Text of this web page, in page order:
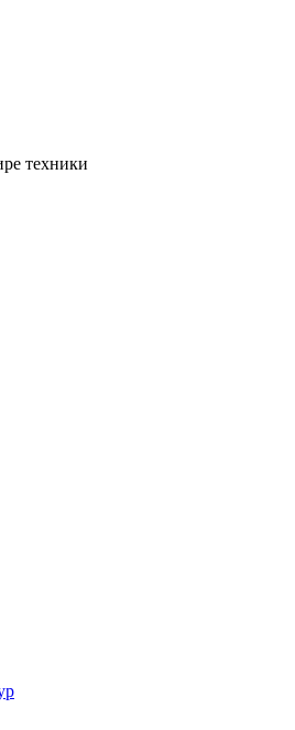
техники